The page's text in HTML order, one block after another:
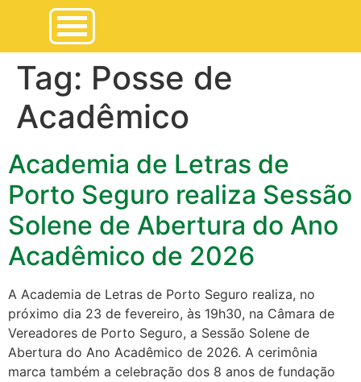
Tag: Posse de
Acadêmico
Academia de Letras de
Porto Seguro realiza Sessão
Solene de Abertura do Ano
Acadêmico de 2026
A Academia de Letras de Porto Seguro realiza, no
próximo dia 23 de fevereiro, às 19h30, na Câmara de
Vereadores de Porto Seguro, a Sessão Solene de
Abertura do Ano Acadêmico de 2026. A cerimônia
marca também a celebração dos 8 anos de fundação